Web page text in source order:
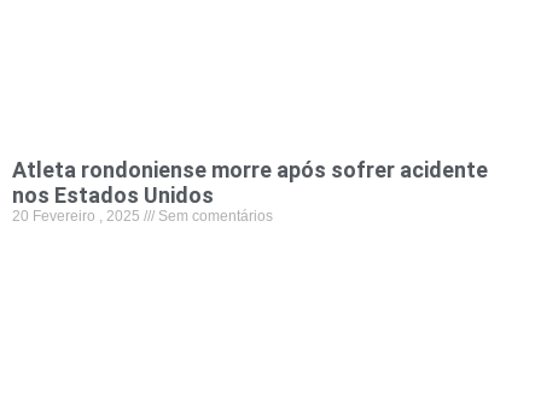
Atleta rondoniense morre após sofrer acidente
nos Estados Unidos
20 Fevereiro , 2025 Sem comentários